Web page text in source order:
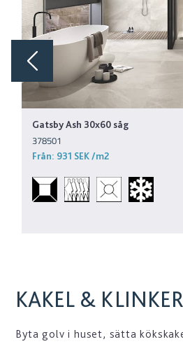
Gatsby Ash 30x60 såg
378501
Från: 931 SEK/m2
KAKEL & KLINKER
Byta golv i huset, sätta